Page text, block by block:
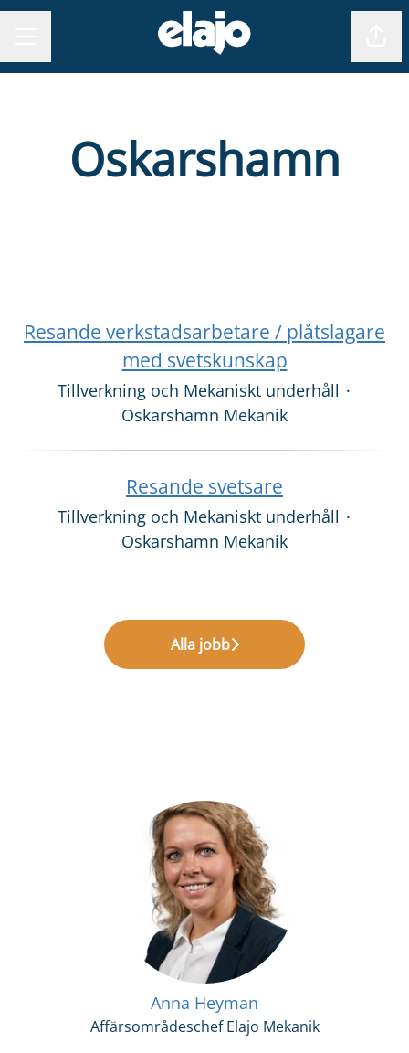
Oskarshamn
Resande verkstadsarbetare / plåtslagare
med svetskunskap
Tillverkning och Mekaniskt underhåll ·
Oskarshamn Mekanik
Resande svetsare
Tillverkning och Mekaniskt underhåll ·
Oskarshamn Mekanik
Alla jobb
Anna Heyman
Affärsområdeschef Elajo Mekanik